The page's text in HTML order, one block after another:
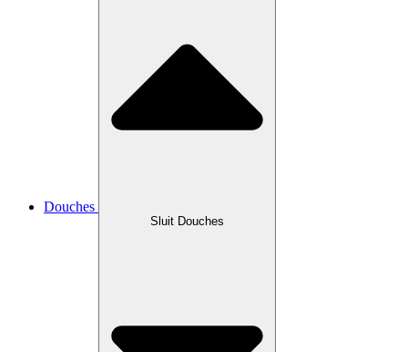
Douches
Sluit Douches